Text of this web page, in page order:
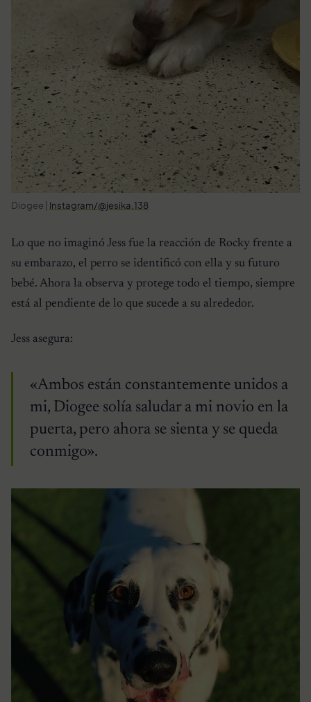
Diogee | Instagram/@jesika.138
Lo que no imaginó Jess fue la reacción de Rocky frente a
su embarazo, el perro se identificó con ella y su futuro
bebé. Ahora la observa y protege todo el tiempo, siempre
está al pendiente de lo que sucede a su alrededor.
Jess asegura:
«Ambos están constantemente unidos a
mi, Diogee solía saludar a mi novio en la
puerta, pero ahora se sienta y se queda
conmigo».